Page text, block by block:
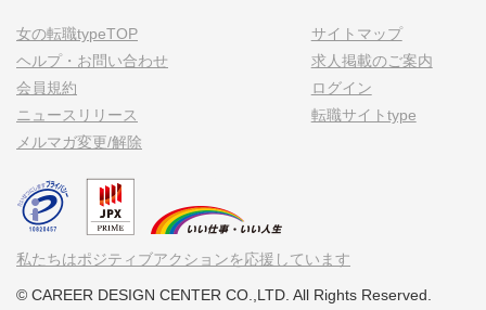
女の転職typeTOP
ヘルプ・お問い合わせ
会員規約
ニュースリリース
メルマガ変更/解除
サイトマップ
求人掲載のご案内
ログイン
転職サイトtype
私たちはポジティブアクションを応援しています
© CAREER DESIGN CENTER CO.,LTD. All Rights Reserved.